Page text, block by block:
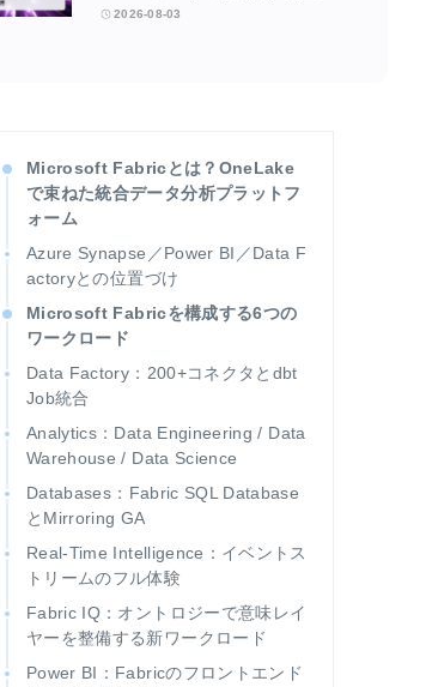
ローカル運用まで徹底解説
2026-08-03
Microsoft Fabricとは？OneLake
で束ねた統合データ分析プラットフ
ォーム
Azure Synapse／Power BI／Data F
actoryとの位置づけ
Microsoft Fabricを構成する6つの
ワークロード
Data Factory：200+コネクタとdbt
Job統合
Analytics：Data Engineering / Data
Warehouse / Data Science
Databases：Fabric SQL Database
とMirroring GA
Real-Time Intelligence：イベントス
トリームのフル体験
Fabric IQ：オントロジーで意味レイ
ヤーを整備する新ワークロード
Power BI：Fabricのフロントエンド